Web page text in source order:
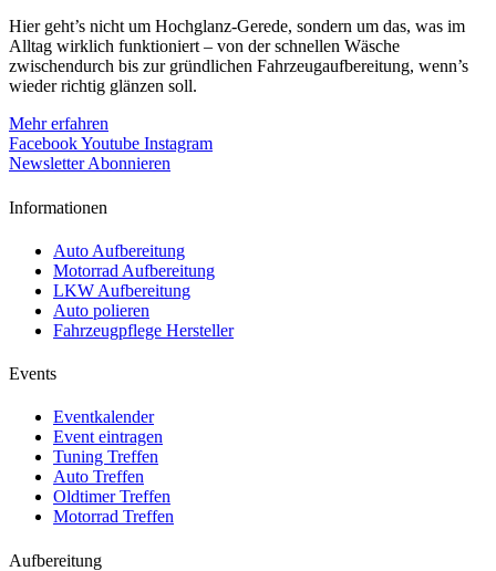
Hier geht’s nicht um Hochglanz-Gerede, sondern um das, was im
Alltag wirklich funktioniert – von der schnellen Wäsche
zwischendurch bis zur gründlichen Fahrzeugaufbereitung, wenn’s
wieder richtig glänzen soll.
Mehr erfahren
FacebookYoutube Instagram
Newsletter Abonnieren
Informationen
Auto Aufbereitung
Motorrad Aufbereitung
LKW Aufbereitung
Auto polieren
Fahrzeugpflege Hersteller
Events
Eventkalender
Event eintragen
Tuning Treffen
Auto Treffen
Oldtimer Treffen
Motorrad Treffen
Aufbereitung